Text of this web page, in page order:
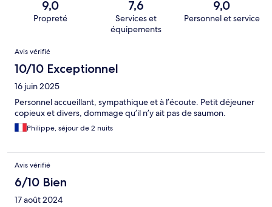
9,0
Propreté
7,6
Services et
équipements
9,0
Personnel et service
Avis
Avis vérifié
10/10 Exceptionnel
16 juin 2025
Personnel accueillant, sympathique et à l’écoute. Petit déjeuner
copieux et divers, dommage qu’il n’y ait pas de saumon.
Philippe, séjour de 2 nuits
Avis vérifié
6/10 Bien
17 août 2024